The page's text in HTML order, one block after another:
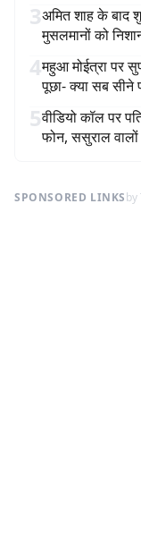
3अमित शाह के बाद
मुसलमानों को
4महुआ मोईत्रा पर
पूछा- क्या सब सीने
5वीडियो कॉल पर
फोन, ससुराल
SPONSORED LINKSby